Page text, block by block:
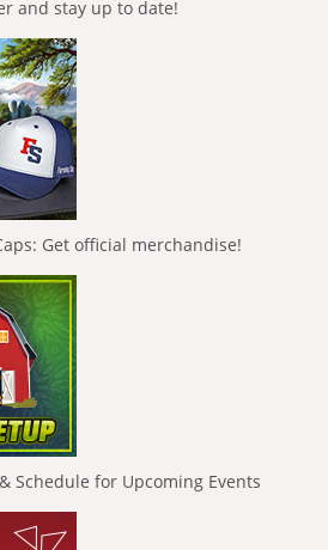
and stay up to date!
Get official merchandise!
Schedule for Upcoming Events